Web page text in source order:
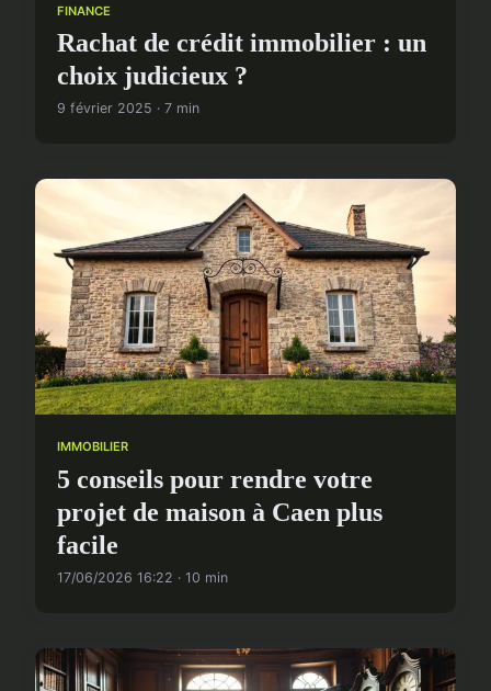
FINANCE
Rachat de crédit immobilier : un
choix judicieux ?
9 février 2025 · 7 min
IMMOBILIER
5 conseils pour rendre votre
projet de maison à Caen plus
facile
17/06/2026 16:22 · 10 min